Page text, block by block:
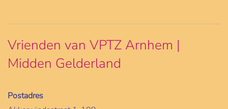
Vrienden van VPTZ Arnhem |
Midden Gelderland
Postadres